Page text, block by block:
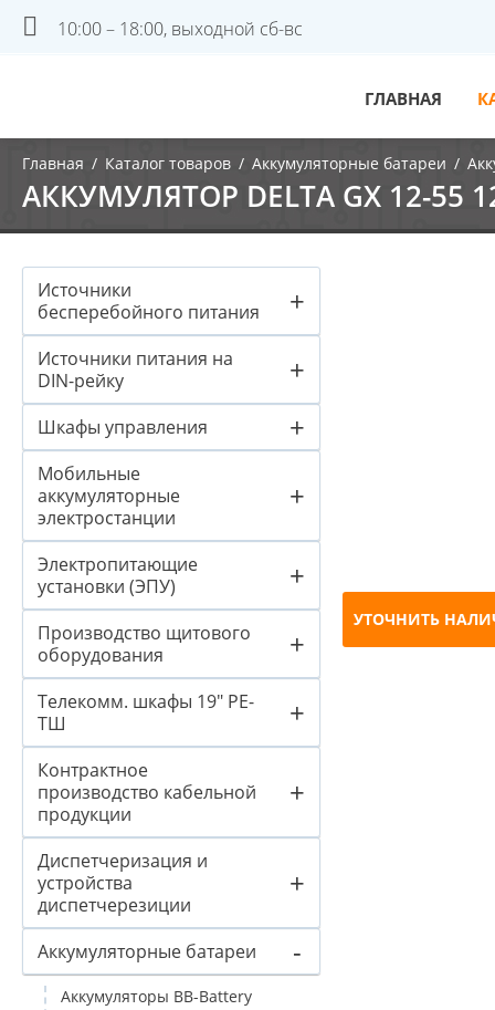
10:00 – 18:00, выходной сб-вс
ГЛАВНАЯ
Главная / Каталог товаров / Аккумуляторные батареи /
АККУМУЛЯТОР DELTA GX 12-55
Источники
бесперебойного питания
+
Источники питания на
DIN-рейку
+
Шкафы управления +
Мобильные
аккумуляторные
электростанции
+
Электропитающие
установки (ЭПУ)
+
Производство щитового
оборудования
+
Телекомм. шкафы 19" PE-
ТШ
+
Контрактное
производство кабельной
продукции
+
Диспетчеризация и
устройства
диспетчерезиции
+
Аккумуляторные батареи -
Аккумуляторы BB-Battery
УТОЧНИТЬ